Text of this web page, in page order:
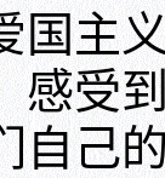
国主
感受
自己